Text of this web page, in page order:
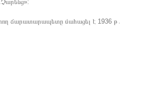
ճարատարապետը մահացել է 1936 թ․